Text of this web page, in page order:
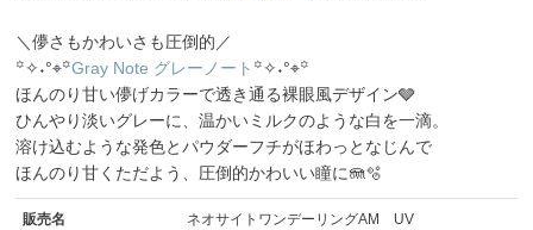
＼儚さもかわいさも圧倒的／
꙳✧˖°⌖꙳Gray Note グレーノート ꙳✧˖°⌖꙳
ほんのり甘い儚げカラーで透き通る裸眼風デザイン🩶
ひんやり淡いグレーに、温かいミルクのような白を一滴。
溶け込むような発色とパウダーフチがほわっとなじんで
ほんのり甘くただよう、圧倒的かわいい瞳に🪼🫧
販売名 ネオサイトワンデーリングAM UV